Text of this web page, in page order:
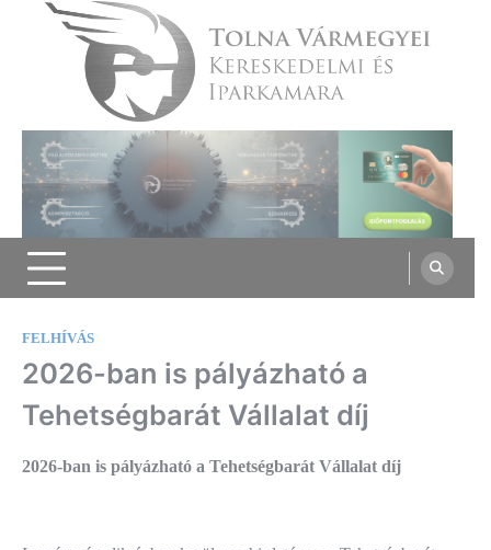
Tolna Vármegyei Kereskedelmi és
Iparkamara
FELHÍVÁS
2026-ban is pályázható a
Tehetségbarát Vállalat díj
2026-ban is pályázható a Tehetségbarát Vállalat díj